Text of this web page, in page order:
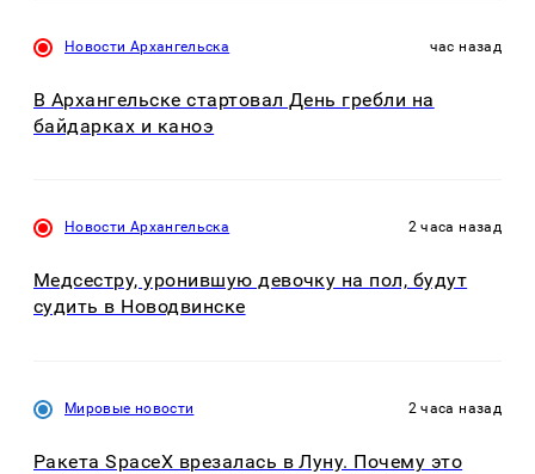
Новости Архангельска час назад
В Архангельске стартовал День гребли на
байдарках и каноэ
Новости Архангельска 2 часа назад
Медсестру, уронившую девочку на пол, будут
судить в Новодвинске
Мировые новости 2 часа назад
Ракета SpaceX врезалась в Луну. Почему это